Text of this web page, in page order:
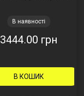
В наявності
3444.00 грн
В КОШИК